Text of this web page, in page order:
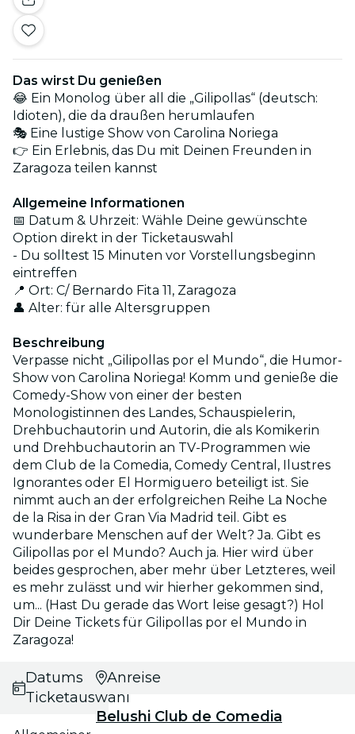
Das wirst Du genießen
😂 Ein Monolog über all die „Gilipollas“ (deutsch:
Idioten), die da draußen herumlaufen
🎭 Eine lustige Show von Carolina Noriega
👉 Ein Erlebnis, das Du mit Deinen Freunden in
Zaragoza teilen kannst
Allgemeine Informationen
📅 Datum & Uhrzeit: Wähle Deine gewünschte
Option direkt in der Ticketauswahl
- Du solltest 15 Minuten vor Vorstellungsbeginn
eintreffen
📍 Ort: C/ Bernardo Fita 11, Zaragoza
👤 Alter: für alle Altersgruppen
Beschreibung
Verpasse nicht „Gilipollas por el Mundo“, die Humor-
Show von Carolina Noriega! Komm und genieße die
Comedy-Show von einer der besten
Monologistinnen des Landes, Schauspielerin,
Drehbuchautorin und Autorin, die als Komikerin
und Drehbuchautorin an TV-Programmen wie
dem Club de la Comedia, Comedy Central, Ilustres
Ignorantes oder El Hormiguero beteiligt ist. Sie
nimmt auch an der erfolgreichen Reihe La Noche
de la Risa in der Gran Via Madrid teil. Gibt es
wunderbare Menschen auf der Welt? Ja. Gibt es
Gilipollas por el Mundo? Auch ja. Hier wird über
beides gesprochen, aber mehr über Letzteres, weil
es mehr zulässt und wir hierher gekommen sind,
um... (Hast Du gerade das Wort leise gesagt?) Hol
Dir Deine Tickets für Gilipollas por el Mundo in
Zaragoza!
Datums- und
Ticketauswahl
Anreise
Belushi Club de Comedia